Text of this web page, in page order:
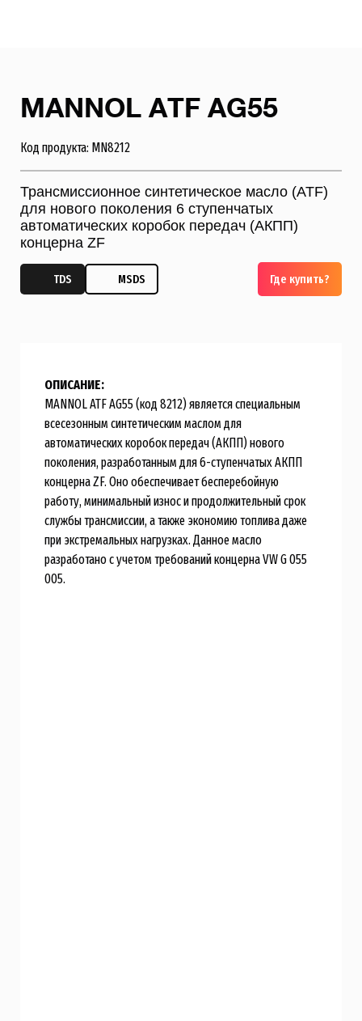
Где купить?
MANNOL ATF AG55
Код продукта: MN8212
Трансмиссионное синтетическое масло (ATF)
для нового поколения 6 ступенчатых
автоматических коробок передач (АКПП)
концерна ZF
TDS MSDS
ОПИСАНИЕ:
MANNOL ATF AG55 (код 8212) является специальным
всесезонным синтетическим маслом для
автоматических коробок передач (АКПП) нового
поколения, разработанным для 6-ступенчатых АКПП
концерна ZF. Оно обеспечивает бесперебойную
работу, минимальный износ и продолжительный срок
службы трансмиссии, а также экономию топлива даже
при экстремальных нагрузках. Данное масло
разработано с учетом требований концерна VW G 055
005.